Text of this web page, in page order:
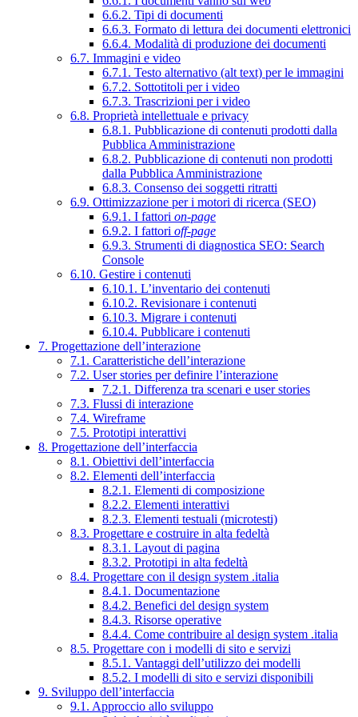
6.6.2. Tipi di documenti
6.6.3. Formato di lettura dei documenti elettronici
6.6.4. Modalità di produzione dei documenti
6.7. Immagini e video
6.7.1. Testo alternativo (alt text) per le immagini
6.7.2. Sottotitoli per i video
6.7.3. Trascrizioni per i video
6.8. Proprietà intellettuale e privacy
6.8.1. Pubblicazione di contenuti prodotti dalla
Pubblica Amministrazione
6.8.2. Pubblicazione di contenuti non prodotti
dalla Pubblica Amministrazione
6.8.3. Consenso dei soggetti ritratti
6.9. Ottimizzazione per i motori di ricerca (SEO)
6.9.1. I fattori on-page
6.9.2. I fattori off-page
6.9.3. Strumenti di diagnostica SEO: Search
Console
6.10. Gestire i contenuti
6.10.1. L’inventario dei contenuti
6.10.2. Revisionare i contenuti
6.10.3. Migrare i contenuti
6.10.4. Pubblicare i contenuti
7. Progettazione dell’interazione
7.1. Caratteristiche dell’interazione
7.2. User stories per definire l’interazione
7.2.1. Differenza tra scenari e user stories
7.3. Flussi di interazione
7.4. Wireframe
7.5. Prototipi interattivi
8. Progettazione dell’interfaccia
8.1. Obiettivi dell’interfaccia
8.2. Elementi dell’interfaccia
8.2.1. Elementi di composizione
8.2.2. Elementi interattivi
8.2.3. Elementi testuali (microtesti)
8.3. Progettare e costruire in alta fedeltà
8.3.1. Layout di pagina
8.3.2. Prototipi in alta fedeltà
8.4. Progettare con il design system .italia
8.4.1. Documentazione
8.4.2. Benefici del design system
8.4.3. Risorse operative
8.4.4. Come contribuire al design system .italia
8.5. Progettare con i modelli di sito e servizi
8.5.1. Vantaggi dell’utilizzo dei modelli
8.5.2. I modelli di sito e servizi disponibili
9. Sviluppo dell’interfaccia
9.1. Approccio allo sviluppo